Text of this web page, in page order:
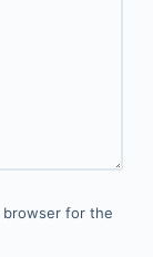
browser for the